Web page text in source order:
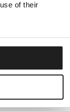
of their
i regularnym